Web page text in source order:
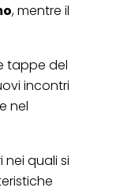
, mentre il
tappe del
incontri
nel
nei quali si